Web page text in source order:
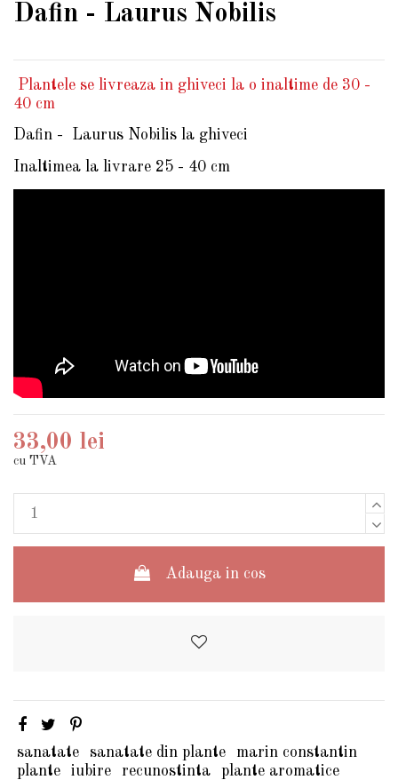
Dafin - Laurus Nobilis
Plantele se livreaza in ghiveci la o inaltime de 30 -
40 cm
Dafin - Laurus Nobilis la ghiveci
Inaltimea la livrare 25 - 40 cm
33,00 lei
cu TVA
Adauga in cos
sanatate sanatate din plante
marin constantin
plante
iubire recunostinta
plante aromatice